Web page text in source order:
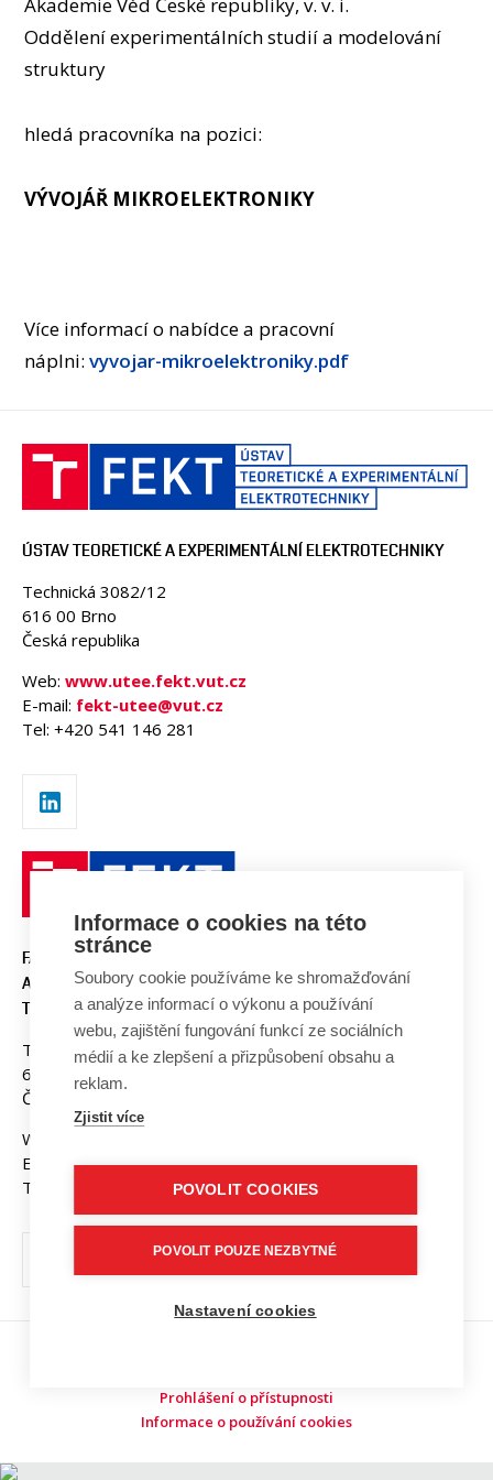
OSOBY
LABORATOŘE
MÉDIA
KONTAKT
Oddělení experimentálních studií a modelování
struktury
hledá pracovníka na pozici:
VÝVOJÁŘ MIKROELEKTRONIKY
Více informací o nabídce a pracovní
náplni: vyvojar-mikroelektroniky.pdf
ÚSTAV TEORETICKÉ A EXPERIMENTÁLNÍ ELEKTROTECHNIKY
Technická 3082/12
616 00 Brno
Česká republika
Web: www.utee.fekt.vut.cz
E-mail: fekt-utee@vut.cz
Tel: +420 541 146 281
FAKULTA ELEKTROTECHNIKY
A KOMUNIKAČNÍCH
TECHNOLOGIÍ, VUT V BRNĚ
Technická 3058/10
616 00 Brno
Česká republika
Web:
E-mail:fekt-info@vut.cz
Tel: +420 541 141 111
Prohlášení o přístupnosti
Informace o používání cookies
Informace o cookies na této
stránce
Soubory cookie používáme ke shromažďování
a analýze informací o výkonu a používání
webu, zajištění fungování funkcí ze sociálních
médií a ke zlepšení a přizpůsobení obsahu a
reklam.
Zjistit více
POVOLIT COOKIES
POVOLIT POUZE NEZBYTNÉ
Nastavení cookies